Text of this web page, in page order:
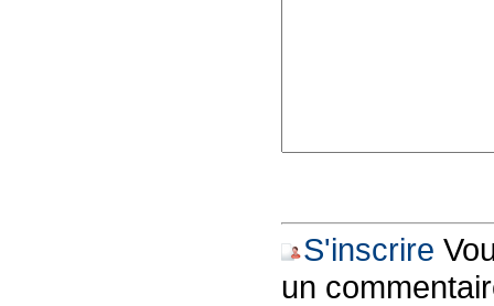
S'inscrire
un